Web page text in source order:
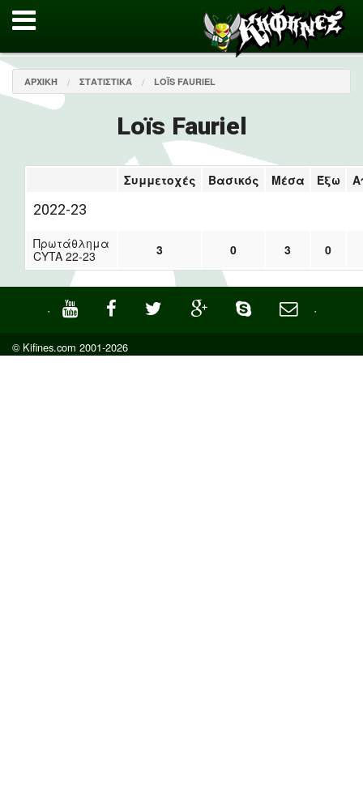
ΑΡΧΙΚΉ ΣΤΑΤΙΣΤΙΚΆ LOÏS FAURIEL
Loïs Fauriel
Συμμετοχές Βασικός Μέσα Έξω
2022-23
Πρωτάθλημα
CYTA 22-23
3 0 3 0
· ·
© Kifines.com 2001-2026